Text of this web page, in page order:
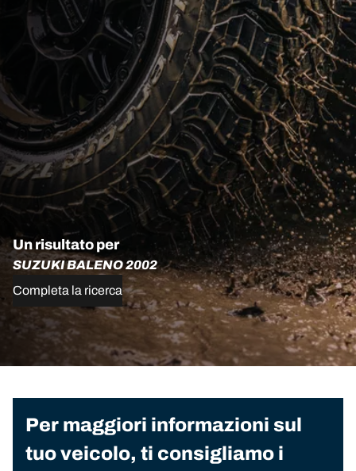
Un risultato per
SUZUKI BALENO 2002
Completa la ricerca
Per maggiori informazioni sul
tuo veicolo, ti consigliamo i